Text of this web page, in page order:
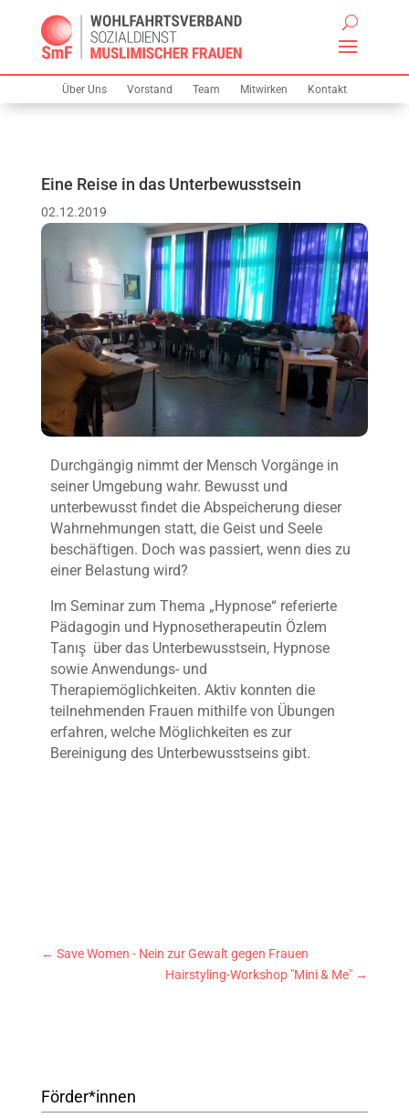
Über Uns Vorstand Team Mitwirken Kontakt
Eine Reise in das Unterbewusstsein
02.12.2019
Durchgängig nimmt der Mensch Vorgänge in
seiner Umgebung wahr. Bewusst und
unterbewusst findet die Abspeicherung dieser
Wahrnehmungen statt, die Geist und Seele
beschäftigen. Doch was passiert, wenn dies zu
einer Belastung wird?
Im Seminar zum Thema „Hypnose“ referierte
Pädagogin und Hypnosetherapeutin Özlem
Tanış über das Unterbewusstsein, Hypnose
sowie Anwendungs- und
Therapiemöglichkeiten. Aktiv konnten die
teilnehmenden Frauen mithilfe von Übungen
erfahren, welche Möglichkeiten es zur
Bereinigung des Unterbewusstseins gibt.
← Save Women - Nein zur Gewalt gegen Frauen
Hairstyling-Workshop "Mini & Me" →
Förder*innen